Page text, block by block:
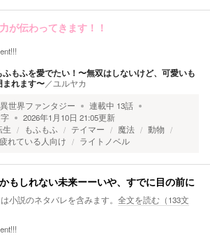
が伝わってきます！！
もふを愛でたい！〜無双はしないけど、可愛いも
まれます〜／ ユルヤカ
異世界ファンタジー 連載中 13話
2026年1月10日 21:05更新
生
もふもふ テイマー 魔法
動物
疲れている人向け ライトノベル
もしれない未来ーーいや、すでに目の前に
小説のネタバレを含みます。 全文を読む（133文